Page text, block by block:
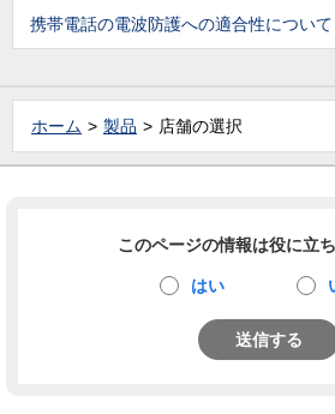
携帯電話の電波防護への適合性について
ホーム 製品 店舗の選択
このページの情報は役に立
はい
送信する